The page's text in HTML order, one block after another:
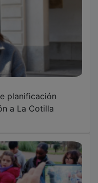
a La Cotilla